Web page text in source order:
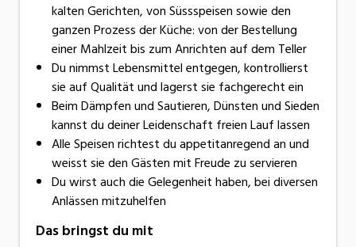
kalten Gerichten, von Süssspeisen sowie den
ganzen Prozess der Küche: von der Bestellung
einer Mahlzeit bis zum Anrichten auf dem Teller
Du nimmst Lebensmittel entgegen, kontrollierst
sie auf Qualität und lagerst sie fachgerecht ein
Beim Dämpfen und Sautieren, Dünsten und Sieden
kannst du deiner Leidenschaft freien Lauf lassen
Alle Speisen richtest du appetitanregend an und
weisst sie den Gästen mit Freude zu servieren
Du wirst auch die Gelegenheit haben, bei diversen
Anlässen mitzuhelfen
Das bringst du mit